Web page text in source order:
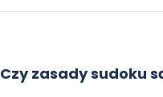
Czy zasady sudoku